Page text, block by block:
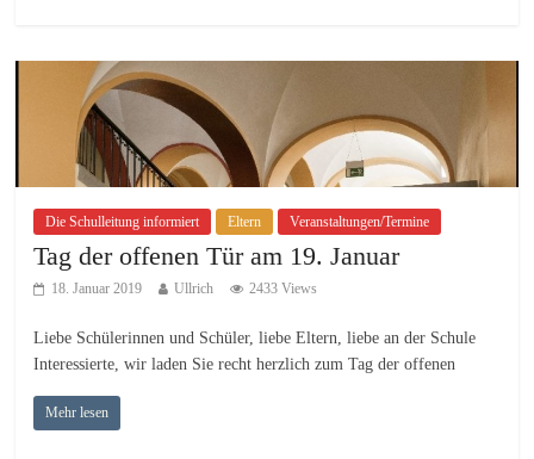
Die Schulleitung informiert Eltern Veranstaltungen/Termine
Tag der offenen Tür am 19. Januar
18. Januar 2019 Ullrich 2433 Views
Liebe Schülerinnen und Schüler, liebe Eltern, liebe an der Schule
Interessierte, wir laden Sie recht herzlich zum Tag der offenen
Mehr lesen